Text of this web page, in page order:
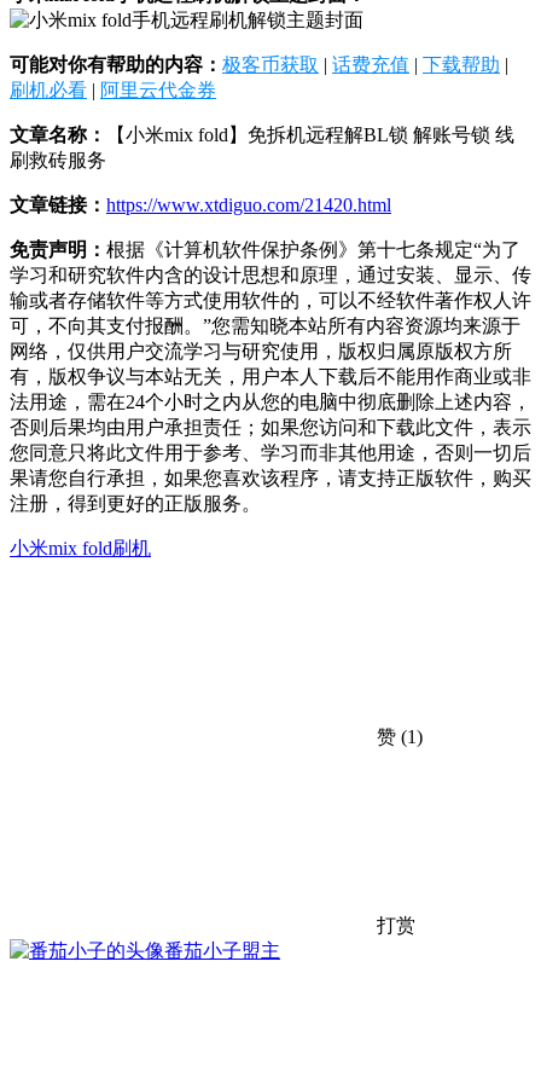
可能对你有帮助的内容： 极客币获取 | 话费充值 | 下载帮助 |
刷机必看 | 阿里云代金券
文章名称：
【小米mix fold】免拆机远程解BL锁 解账号锁 线
刷救砖服务
文章链接： https://www.xtdiguo.com/21420.html
免责声明： 根据《计算机软件保护条例》第十七条规定“为了
学习和研究软件内含的设计思想和原理，通过安装、显示、传
输或者存储软件等方式使用软件的，可以不经软件著作权人许
可，不向其支付报酬。”您需知晓本站所有内容资源均来源于
网络，仅供用户交流学习与研究使用，版权归属原版权方所
有，版权争议与本站无关，用户本人下载后不能用作商业或非
法用途，需在24个小时之内从您的电脑中彻底删除上述内容，
否则后果均由用户承担责任；如果您访问和下载此文件，表示
您同意只将此文件用于参考、学习而非其他用途，否则一切后
果请您自行承担，如果您喜欢该程序，请支持正版软件，购买
注册，得到更好的正版服务。
小米mix fold刷机
赞 (1)
打赏
番茄小子盟主